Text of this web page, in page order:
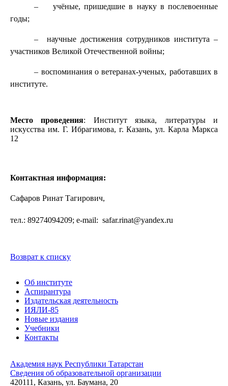
–
учёные, пришедшие в науку в послевоенные
годы;
–
научные достижения сотрудников института –
участников Великой Отечественной войны;
– воспоминания о ветеранах-ученых, работавших в
институте.
Место проведения: Институт языка, литературы и
искусства им. Г. Ибрагимова, г. Казань, ул. Карла Маркса
12
Контактная информация:
Сафаров Ринат Тагирович,
тел.: 89274094209; e-mail: safar.rinat@yandex.ru
Возврат к списку
Об институте
Аспирантура
Издательская деятельность
ИЯЛИ-85
Новые издания
Учебники
Контакты
Академия наук Республики Татарстан
Сведения об образовательной организации
420111, Казань, ул. Баумана, 20